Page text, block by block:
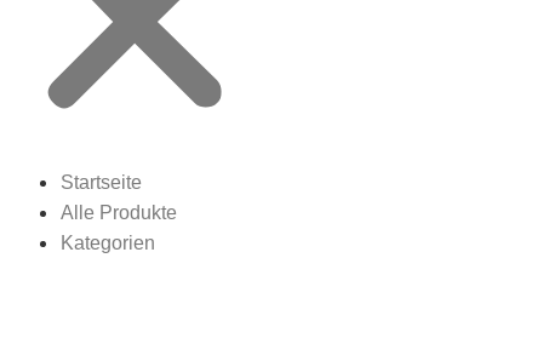
Startseite
Alle Produkte
Kategorien